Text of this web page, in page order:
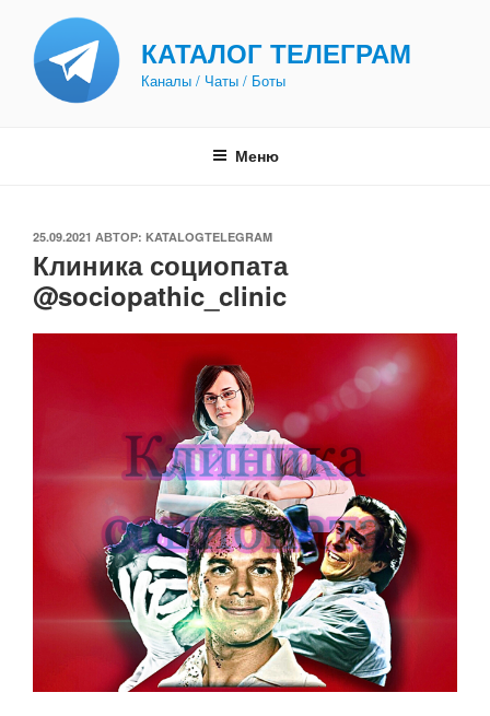
содержимому
КАТАЛОГ ТЕЛЕГРАМ
Каналы / Чаты / Боты
Меню
ОПУБЛИКОВАНО
25.09.2021 АВТОР: KATALOGTELEGRAM
Клиника социопата
@sociopathic_clinic